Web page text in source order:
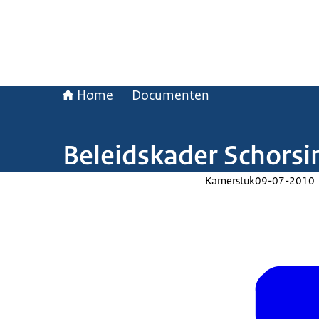
Home Documenten
Beleidskader
Kamerstuk09-07-2010